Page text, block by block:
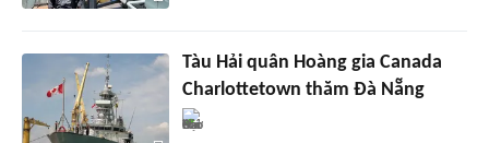
Tàu Hải quân Hoàng gia Canada
Charlottetown thăm Đà Nẵng